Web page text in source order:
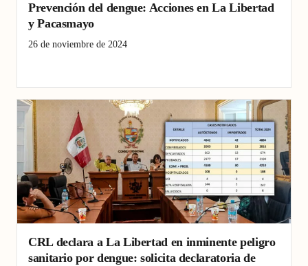
Prevención del dengue: Acciones en La Libertad
y Pacasmayo
26 de noviembre de 2024
CRL declara a La Libertad en inminente peligro
sanitario por dengue: solicita declaratoria de